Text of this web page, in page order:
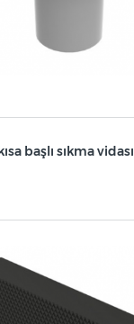
başlı sıkma vidası